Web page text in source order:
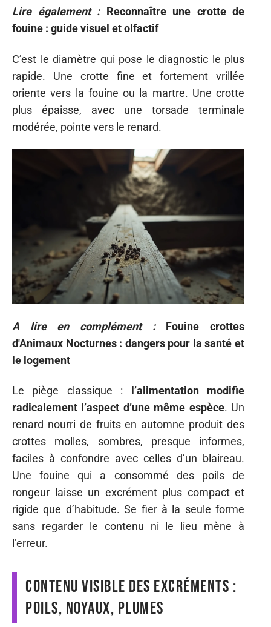
Lire également : Reconnaître une crotte de
fouine : guide visuel et olfactif
C’est le diamètre qui pose le diagnostic le plus
rapide. Une crotte fine et fortement vrillée
oriente vers la fouine ou la martre. Une crotte
plus épaisse, avec une torsade terminale
modérée, pointe vers le renard.
A lire en complément :
Fouine crottes
d'Animaux Nocturnes : dangers pour la santé et
le logement
Le piège classique :
l’alimentation modifie
radicalement l’aspect d’une même espèce. Un
renard nourri de fruits en automne produit des
crottes molles, sombres, presque informes,
faciles à confondre avec celles d’un blaireau.
Une fouine qui a consommé des poils de
rongeur laisse un excrément plus compact et
rigide que d’habitude. Se fier à la seule forme
sans regarder le contenu ni le lieu mène à
l’erreur.
Contenu visible des excréments :
poils, noyaux, plumes